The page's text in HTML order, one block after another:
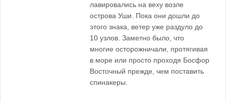
лавировались на веху возле
острова Уши. Пока они дошли до
этого знака, ветер уже раздуло до
10 узлов. Заметно было, что
многие осторожничали, протягивая
в море или просто проходя Босфор
Восточный прежде, чем поставить
спинакеры.